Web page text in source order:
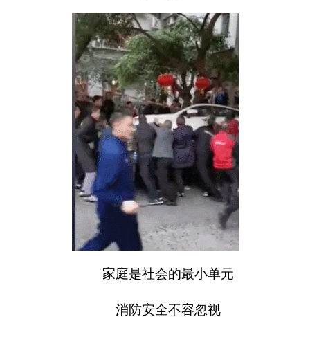
家庭是社会的最小单元
消防安全不容忽视